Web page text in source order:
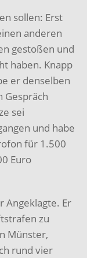
sollen: Erst
anderen
gestoßen und
haben. Knapp
er denselben
Gespräch
sei
und habe
für 1.500
Euro
Angeklagte. Er
zu
Münster,
rund vier